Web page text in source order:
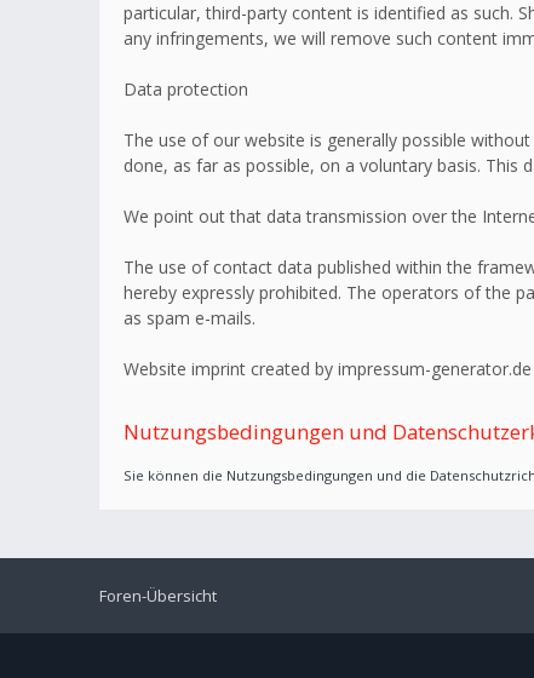
particular, third-party content is identified as such.
any infringements, we will remove such content
Data protection
The use of our website is generally possible
done, as far as possible, on a voluntary basis.
We point out that data transmission over the
The use of contact data published within the
hereby expressly prohibited. The operators of the
as spam e-mails.
Website imprint created by impressum-
Nutzungsbedingungen und
Sie können die Nutzungsbedingungen und die
Foren-Übersicht